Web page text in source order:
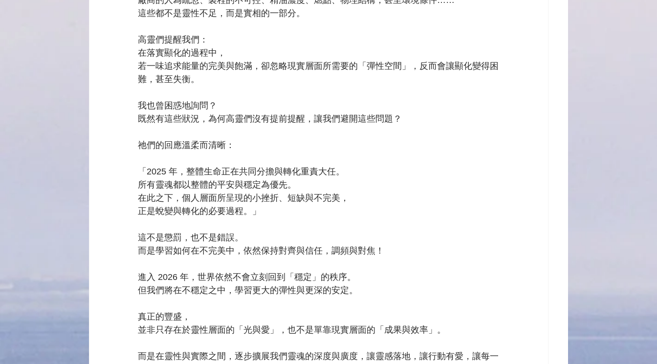
這些都不是靈性不足，而是實相的一部分。
高靈們提醒我們：
在落實顯化的過程中，
若一味追求能量的完美與飽滿，卻忽略現實層面所需要的「彈性空間」，反而會讓顯化變得困
難，甚至失衡。
我也曾困惑地詢問？
既然有這些狀況，為何高靈們沒有提前提醒，讓我們避開這些問題？
祂們的回應溫柔而清晰：
「2025 年，整體生命正在共同分擔與轉化重責大任。
所有靈魂都以整體的平安與穩定為優先。
在此之下，個人層面所呈現的小挫折、短缺與不完美，
正是蛻變與轉化的必要過程。」
這不是懲罰，也不是錯誤。
而是學習如何在不完美中，依然保持對齊與信任，調頻與對焦！
進入 2026 年，世界依然不會立刻回到「穩定」的秩序。
但我們將在不穩定之中，學習更大的彈性與更深的安定。
真正的豐盛，
並非只存在於靈性層面的「光與愛」，也不是單靠現實層面的「成果與效率」。
而是在靈性與實際之間，逐步擴展我們靈魂的深度與廣度，讓靈感落地，讓行動有愛，讓每一